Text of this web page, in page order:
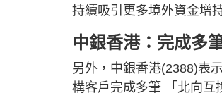
持續吸引更多境外資金增
中銀香港：完成多
另外，中銀香港(2388)表
構客戶完成多筆 「北向互